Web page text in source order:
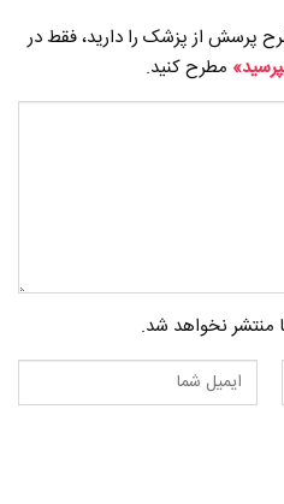
پرسش از پزشک را دارید، فقط در
مطرح کنید.
منتشر نخواهد شد.